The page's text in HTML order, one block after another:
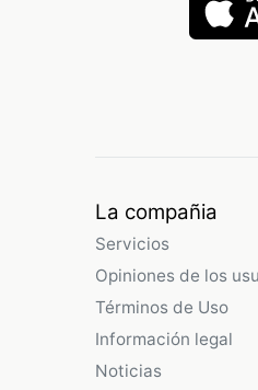
La compañia
Servicios
Opiniones de los
Términos de Uso
Información legal
Noticias